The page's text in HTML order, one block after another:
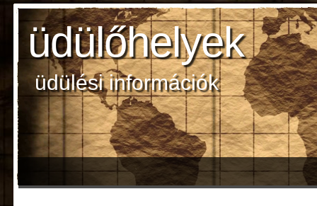
üdülőhelyek
üdülési információk